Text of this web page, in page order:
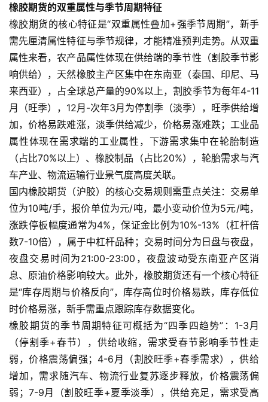
橡胶期货的双重属性与季节周期特征
橡胶期货的核心特征是“双重属性叠加+强季节周期”，新手
需先厘清属性特征与季节规律，才能精准预判走势。从双重
属性来看，农产品属性体现在供给端的季节性（割胶季节影
响供给），天然橡胶主产区集中在东南亚（泰国、印尼、马
来西亚），占全球总产量的90%以上，割胶季节为每年4-11
月（旺季），12月-次年3月为停割季（淡季），旺季供给增
加，价格易跌难涨，淡季供给减少，价格易涨难跌；工业品
属性体现在需求端的工业属性，下游需求集中在轮胎制造
（占比70%以上）、橡胶制品（占比20%），轮胎需求与汽
车产业、物流运输行业景气度高度关联。
国内橡胶期货（沪胶）的核心交易规则需重点关注：交易单
位为10吨/手，报价单位为元/吨，最小变动价位为5元/吨，
涨跌停板幅度通常为4%，保证金比例为10%-13%（杠杆倍
数7-10倍），属于中杠杆品种；交易时间分为日盘与夜盘，
夜盘交易时间为21:00-23:00，夜盘波动受东南亚产区消
息、原油价格影响较大。此外，橡胶期货还有一个核心特征
是“库存周期与价格反向”，库存高位时价格易跌，库存低位
时价格易涨，新手需重点跟踪库存数据变化。
橡胶期货的季节周期特征可概括为“四季四趋势”：1-3月
（停割季+春节），供给收缩，需求受春节影响季节性走
弱，价格震荡偏强；4-6月（割胶旺季+春季需求），供给
增加，需求随汽车、物流行业复苏逐步释放，价格震荡偏
弱；7-9月（割胶旺季+夏季淡季），供给充足，需求受高